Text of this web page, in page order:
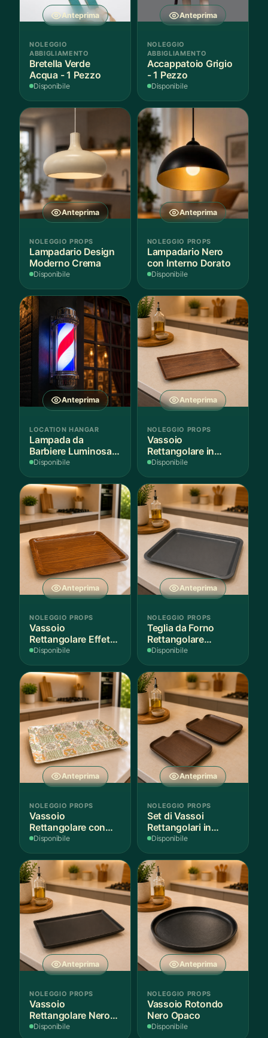
Anteprima
NOLEGGIO
ABBIGLIAMENTO
Bretella Verde
Acqua - 1 Pezzo
Disponibile
Anteprima
NOLEGGIO
ABBIGLIAMENTO
Accappatoio Grigio
- 1 Pezzo
Disponibile
Anteprima
NOLEGGIO PROPS
Lampadario Design
Moderno Crema
Disponibile
Anteprima
NOLEGGIO PROPS
Lampadario Nero
con Interno Dorato
Disponibile
Anteprima
LOCATION HANGAR
Lampada da
Barbiere Luminosa
Rotante
Disponibile
Anteprima
NOLEGGIO PROPS
Vassoio
Rettangolare in
Legno Scuro
Disponibile
Anteprima
NOLEGGIO PROPS
Vassoio
Rettangolare Effetto
Legno
Disponibile
Anteprima
NOLEGGIO PROPS
Teglia da Forno
Rettangolare
Antiaderente
Disponibile
Anteprima
NOLEGGIO PROPS
Vassoio
Rettangolare con
Fantasia
Disponibile
Anteprima
NOLEGGIO PROPS
Set di Vassoi
Rettangolari in
Finitura Legno
Disponibile
Anteprima
NOLEGGIO PROPS
Vassoio
Rettangolare Nero
Opaco
Disponibile
Anteprima
NOLEGGIO PROPS
Vassoio Rotondo
Nero Opaco
Disponibile